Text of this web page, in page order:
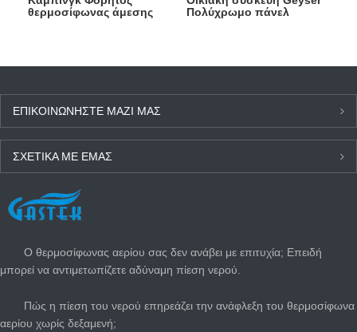
θερμοσίφωνας άμεσης
Πολύχρωμο πάνελ
ΕΠΙΚΟΙΝΩΝΉΣΤΕ ΜΑΖΊ ΜΑΣ
ΣΧΕΤΙΚΆ ΜΕ ΕΜΆΣ
ΤΕΛΕΥΤΑΊΑ ΝΈΑ
Ο θερμοσίφωνας αερίου σας δεν ανάβει με επιτυχία; Επειδή
μπορεί να αντιμετωπίζετε αδύναμη πίεση νερού.
Πώς η πίεση του νερού επηρεάζει την ανάφλεξη του θερμοσίφωνα
αερίου χωρίς δεξαμενή;